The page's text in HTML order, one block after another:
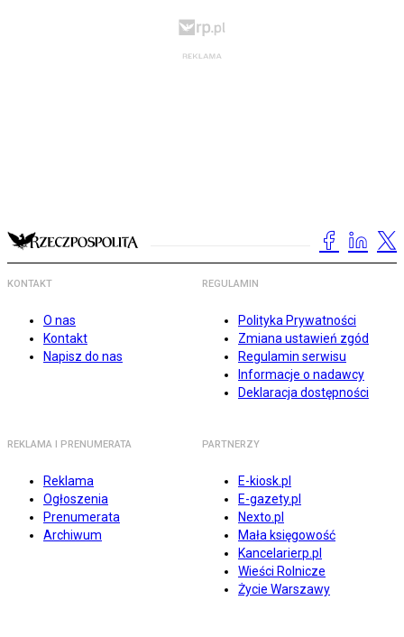
KONTAKT
O nas
Kontakt
Napisz do nas
REGULAMIN
Polityka Prywatności
Zmiana ustawień zgód
Regulamin serwisu
Informacje o nadawcy
Deklaracja dostępności
REKLAMA I PRENUMERATA
Reklama
Ogłoszenia
Prenumerata
Archiwum
PARTNERZY
E-kiosk.pl
E-gazety.pl
Nexto.pl
Mała księgowość
Kancelarierp.pl
Wieści Rolnicze
Życie Warszawy